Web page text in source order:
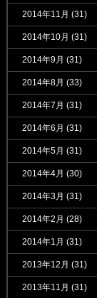
2014年11月 (31)
2014年10月 (31)
2014年9月 (31)
2014年8月 (33)
2014年7月 (31)
2014年6月 (31)
2014年5月 (31)
2014年4月 (30)
2014年3月 (31)
2014年2月 (28)
2014年1月 (31)
2013年12月 (31)
2013年11月 (31)